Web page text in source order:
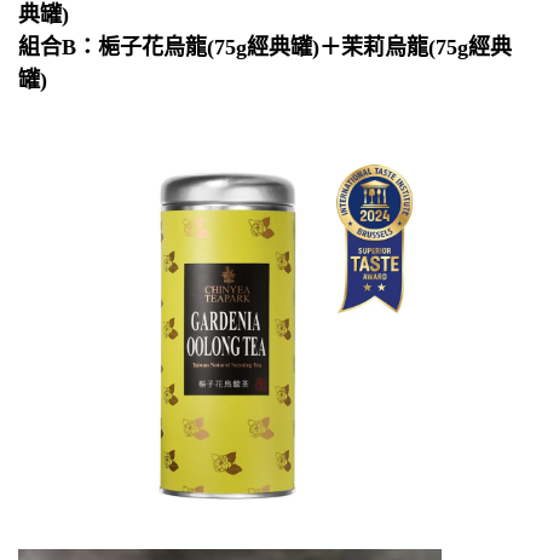
典罐)
組合B：梔子花烏龍(75g經典罐)＋茉莉烏龍(75g經典
罐)